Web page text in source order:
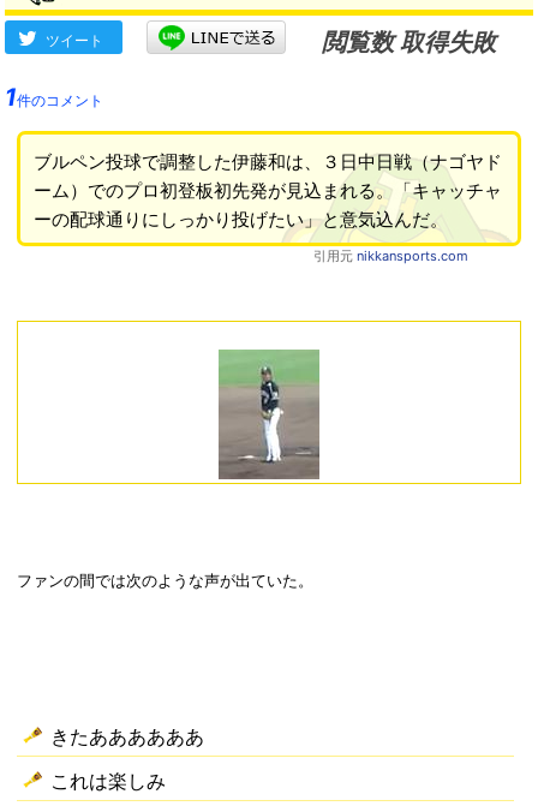
ツイート
閲覧数 取得失敗
1件のコメント
ブルペン投球で調整した伊藤和は、３日中日戦（ナゴヤド
ーム）でのプロ初登板初先発が見込まれる。「キャッチャ
ーの配球通りにしっかり投げたい」と意気込んだ。
引用元 nikkansports.com
ファンの間では次のような声が出ていた。
きたああああああ
これは楽しみ